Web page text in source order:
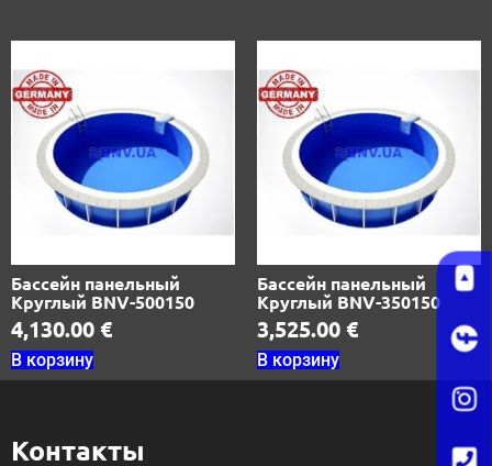
Бассейн панельный
Круглый BNV-500150
4,130.00 €
В корзину
Бассейн панельный
Круглый BNV-350150
3,525.00 €
В корзину
Контакты